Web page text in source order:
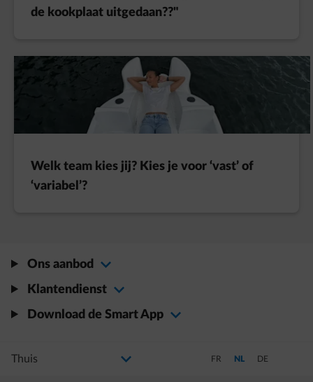
de kookplaat uitgedaan??"
Welk team kies jij? Kies je voor ‘vast’ of
‘variabel’?
Ons aanbod
Klantendienst
Download de Smart App
Selecteer uw profiel
Als u de selectie wijzigt, gaat u naar een nieuwe pagina Schakel over naar Frans
FR Schakel over naar
NL Schakel over
DE